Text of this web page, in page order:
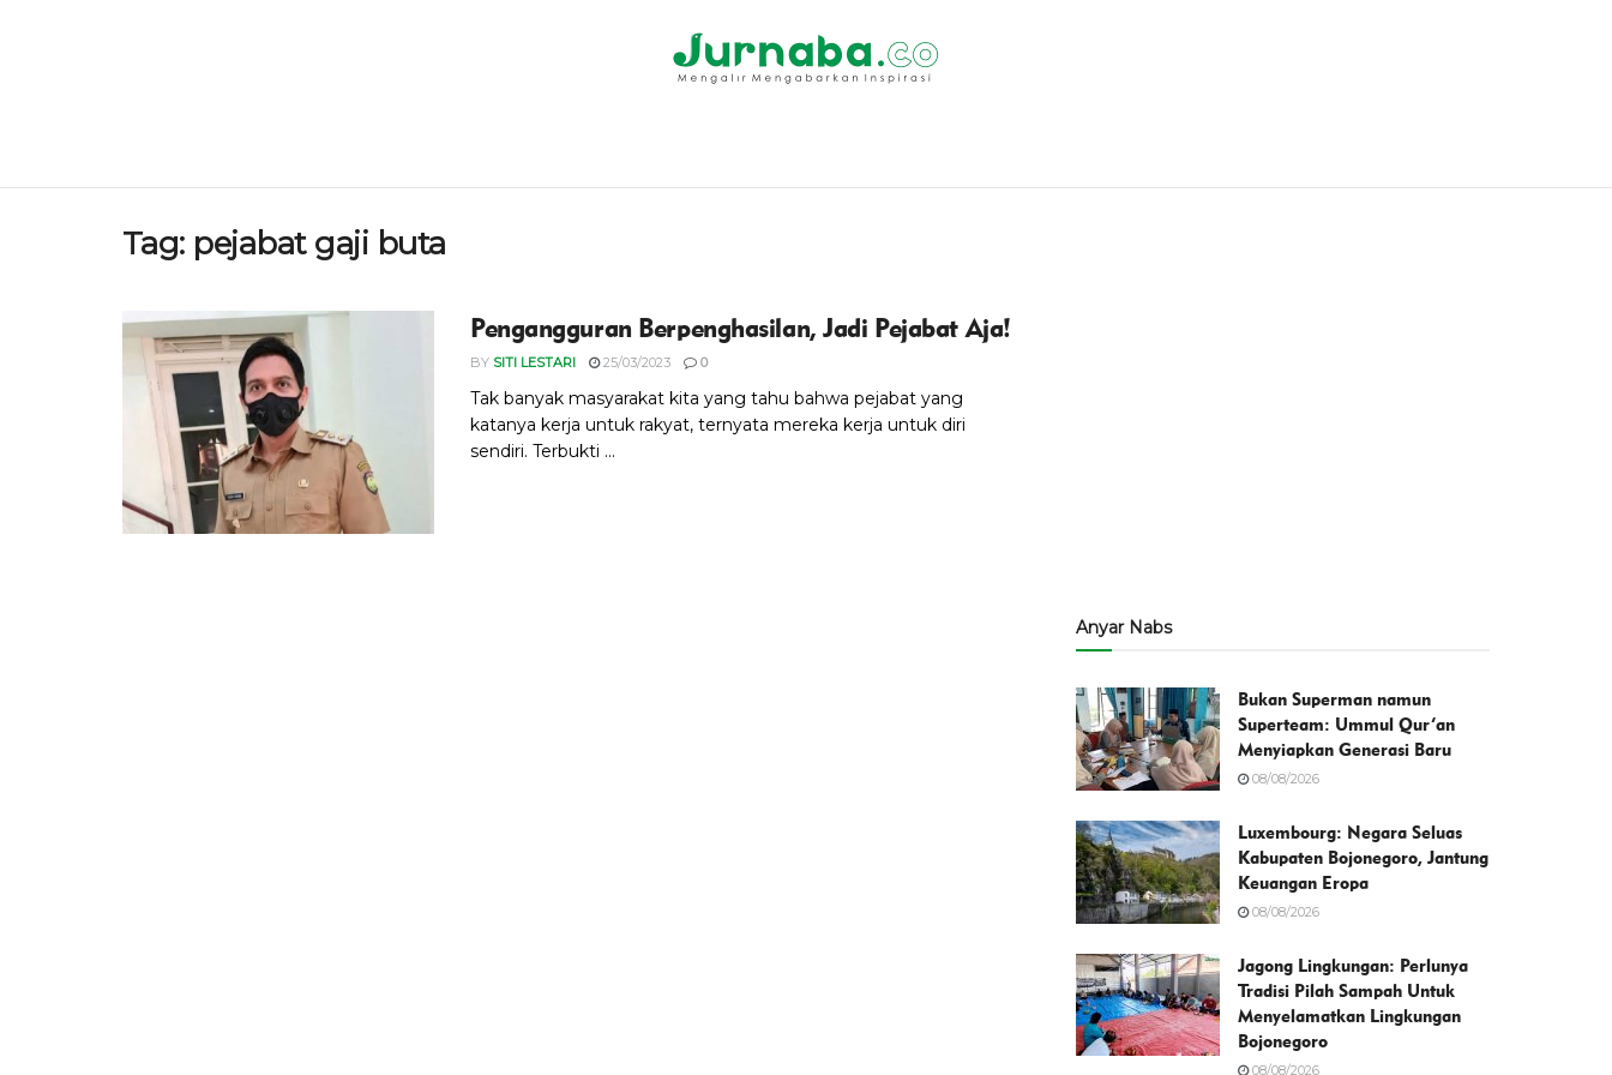
Tag: pejabat gaji buta
Pengangguran Berpenghasilan, Jadi Pejabat Aja!
BY SITI LESTARI 25/03/2023 0
Tak banyak masyarakat kita yang tahu bahwa pejabat yang
katanya kerja untuk rakyat, ternyata mereka kerja untuk diri
sendiri. Terbukti ...
Anyar Nabs
Bukan Superman namun
Superteam: Ummul Qur’an
Menyiapkan Generasi Baru
08/08/2026
Luxembourg: Negara Seluas
Kabupaten Bojonegoro, Jantung
Keuangan Eropa
08/08/2026
Jagong Lingkungan: Perlunya
Tradisi Pilah Sampah Untuk
Menyelamatkan Lingkungan
Bojonegoro
08/08/2026